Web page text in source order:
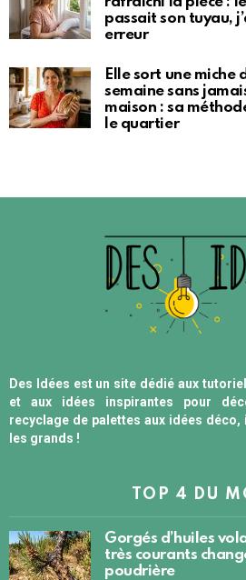
passait son tuyau,
erreur
Elle sort une miche
semaine sans
maison : sa
le quartier
Des Idées est un site dédié aux
et aux idées inspirantes pour
recyclage de palettes aux idées
les grands !
TOP 4 DU
Gorgés d’huiles
très courants
poudrière